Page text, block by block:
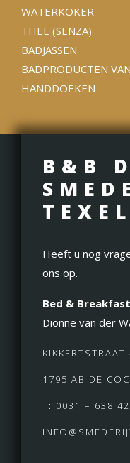
WATERKOKER
THEE (SENZA)
BADJASSEN
BADPRODUCTEN
HANDDOEKEN
B&B
TEXEL
Heeft u nog
ons op.
Bed &
Dionne van der
KIKKERTSTRAAT
1795 AB DE
T: 0031 – 638